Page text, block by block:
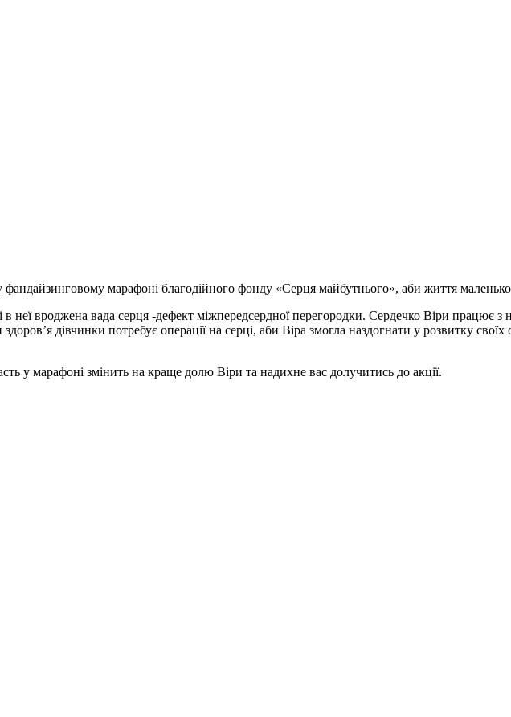
марафоні благодійного фонду «Серця майбутнього», аби життя
в неї вроджена вада серця -дефект міжпередсердної перегородки. Сердечко Віри працює
дівчинки потребує операції на серці, аби Віра змогла наздогнати у розвитку
у марафоні змінить на краще долю Віри та надихне вас долучитись до акції.